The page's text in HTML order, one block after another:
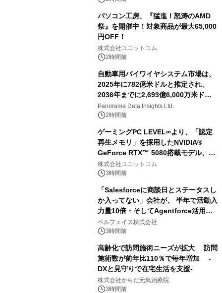
パソコン工房、『猛進！怒涛のAMD
祭』を開催中！対象商品が最大65,000
円OFF！
株式会社ユニットコム
2時間前
自動車用バイワイヤシステム市場は、
2025年に782億米ドルと推定され、
2036年までに2,693億6,000万米ドル
に達すると予測されており、予測期間
（2026年～2036年）
Panorama Data Insights Ltd.
2時間前
ゲーミングPC LEVEL∞より、「認定
再生メモリ」を採用したNVIDIA®
GeForce RTX™ 5080搭載モデル、
NVIDIA® GeForce RTX™ 5070 Ti搭
載モデルを販売開始
株式会社ユニットコム
3時間前
「Salesforceに商談日とステータスし
か入ってない」会社が、 半年で活動入
力量10倍・そしてAgentforce活用へ
── 敷島住宅×bellSalesAI事例公開
ベルフェイス株式会社
3時間前
高齢化で訪問施術ニーズが拡大 訪問
施術数が前年比110％で毎年増加 -
DXと見守りで在宅生活を支援-
株式会社からだ元気治療院
3時間前